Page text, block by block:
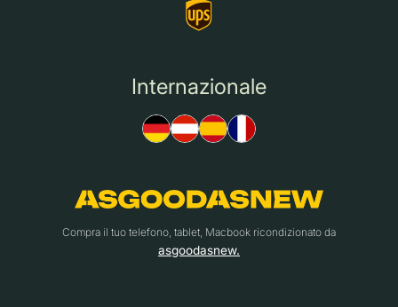
Internazionale
Compra il tuo telefono, tablet, Macbook ricondizionato da
asgoodasnew.